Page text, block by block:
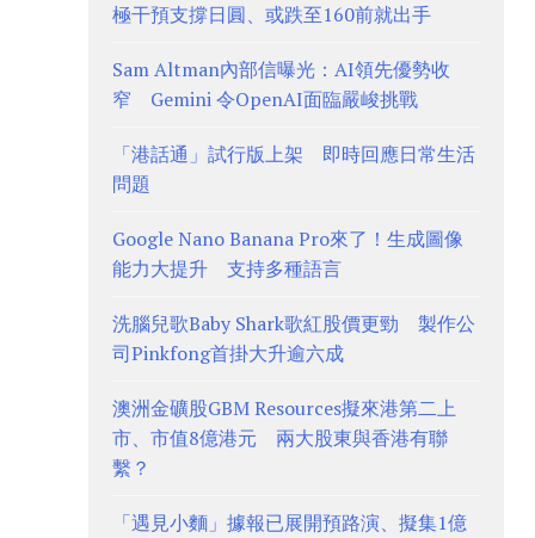
極干預支撐日圓、或跌至160前就出手
Sam Altman內部信曝光：AI領先優勢收
窄 Gemini 令OpenAI面臨嚴峻挑戰
「港話通」試行版上架 即時回應日常生活
問題
Google Nano Banana Pro來了！生成圖像
能力大提升 支持多種語言
洗腦兒歌Baby Shark歌紅股價更勁 製作公
司Pinkfong首掛大升逾六成
澳洲金礦股GBM Resources擬來港第二上
市、市值8億港元 兩大股東與香港有聯
繫？
「遇見小麵」據報已展開預路演、擬集1億